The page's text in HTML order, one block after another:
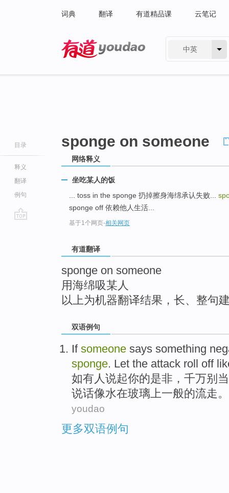
词典 翻译 有道精品课 云笔记
中英
目录
释义
翻译
例句
sponge on someone
网络释义
坐吃某人的饭
... toss in the sponge 扔掉擦身海绵承认失败...
sponge off 依赖他人生活...
基于1个网页-相关网页
有道翻译
sponge on someone
用海绵吸某人
以上为机器翻译结果，长、整句
双语例句
If someone says something
sponge. Let the attack roll off
如有人说起你的是非，千万别 当
说话像水在玻璃上一般的流走。
youdao
更多双语例句